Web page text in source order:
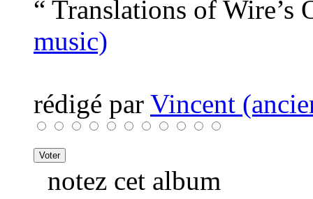
“ Translations of
music)
rédigé par Vincent
notez cet album